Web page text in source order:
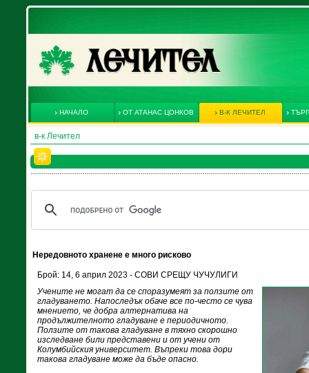
НАЧАЛО ОТ АТАНАС ЦОНКОВ В-К ЛЕЧИТЕЛ
в-к Лечител
Нередовното хранене е много рисково
Брой: 14, 6 април 2023 - СОВИ СРЕЩУ ЧУЧУЛИГИ
Учените не могат да се споразумеят за ползите от
гладуването. Напоследък обаче все по-често се чува
мнението, че добра алтернатива на
продължителното гладуване е перио­дичното.
Ползите от такова гладуване в тяхно скорошно
изследване били представени и от учени от
Колумбийския университет. Въпреки това дори
такова гладуване може да бъде опасно.